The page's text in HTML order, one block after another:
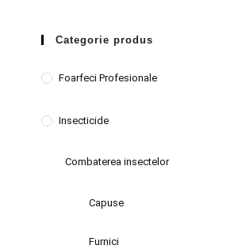
Categorie produs
Foarfeci Profesionale
Insecticide
Combaterea insectelor
Capuse
Furnici